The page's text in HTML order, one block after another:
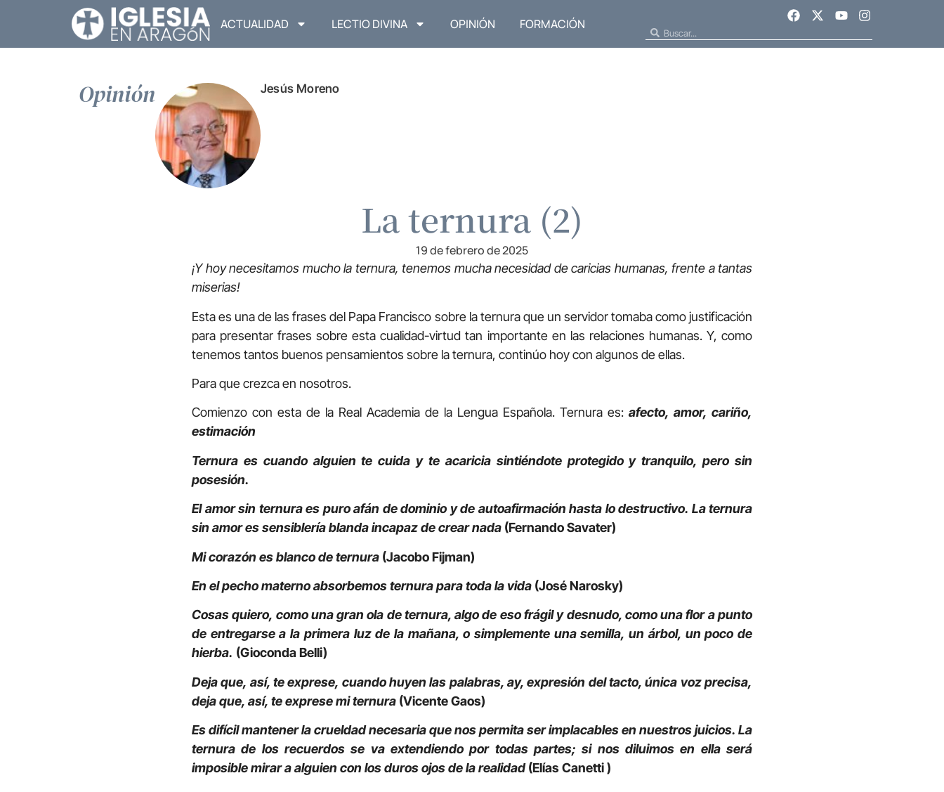
ACTUALIDAD LECTIO DIVINA OPINIÓN FORMACIÓN
Opinión Jesús Moreno
La ternura (2)
19 de febrero de 2025
¡Y hoy necesitamos mucho la ternura, tenemos mucha necesidad de caricias humanas, frente a tantas
miserias!
Esta es una de las frases del Papa Francisco sobre la ternura que un servidor tomaba como justificación
para presentar frases sobre esta cualidad-virtud tan importante en las relaciones humanas. Y, como
tenemos tantos buenos pensamientos sobre la ternura, continúo hoy con algunos de ellas.
Para que crezca en nosotros.
Comienzo con esta de la Real Academia de la Lengua Española. Ternura es: afecto, amor, cariño,
estimación
Ternura es cuando alguien te cuida y te acaricia sintiéndote protegido y tranquilo, pero sin
posesión.
El amor sin ternura es puro afán de dominio y de autoafirmación hasta lo destructivo. La ternura
sin amor es sensiblería blanda incapaz de crear nada (Fernando Savater)
Mi corazón es blanco de ternura (Jacobo Fijman)
En el pecho materno absorbemos ternura para toda la vida (José Narosky)
Cosas quiero, como una gran ola de ternura, algo de eso frágil y desnudo, como una flor a punto
de entregarse a la primera luz de la mañana, o simplemente una semilla, un árbol, un poco de
hierba. (Gioconda Belli)
Deja que, así, te exprese, cuando huyen las palabras, ay, expresión del tacto, única voz precisa,
deja que, así, te exprese mi ternura (Vicente Gaos)
Es difícil mantener la crueldad necesaria que nos permita ser implacables en nuestros juicios. La
ternura de los recuerdos se va extendiendo por todas partes; si nos diluimos en ella será
imposible mirar a alguien con los duros ojos de la realidad(Elías Canetti )